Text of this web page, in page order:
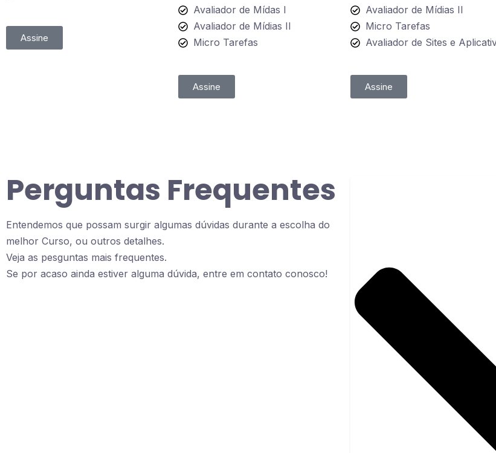
Assine
Avaliador de Mídas I
Avaliador de Mídias II
Micro Tarefas
Assine
Avaliador de Mídias II
Micro Tarefas
Avaliador de Sites e
Assine
Perguntas Frequentes
Entendemos que possam surgir algumas dúvidas durante a escolha do
melhor Curso, ou outros detalhes.
Veja as pesguntas mais frequentes.
Se por acaso ainda estiver alguma dúvida, entre em contato conosco!